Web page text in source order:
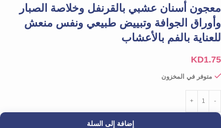
معجون أسنان عشبي بالقرنفل وخلاصة الصبار
وأوراق الجوافة وتبييض طبيعي ونفس منعش
للعناية بالفم بالأعشاب
KD1.75
متوفر في المخزون
إضافة إلى السلة